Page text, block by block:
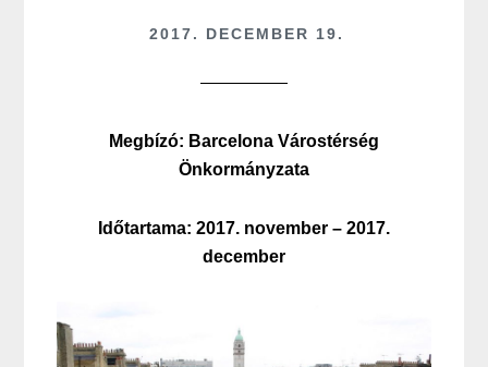
2017. DECEMBER 19.
Megbízó: Barcelona Várostérség
Önkormányzata
Időtartama: 2017. november – 2017.
december